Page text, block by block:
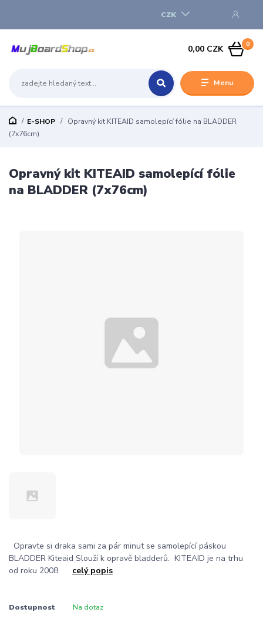
Menu
CZK
0
0,00 CZK
E-SHOP
Opravný kit KITEAID samolepící fólie na BLADDER
(7x76cm)
Opravný kit KITEAID samolepící fólie
na BLADDER (7x76cm)
Opravte si draka sami za pár minut se samolepící páskou
BLADDER Kiteaid Slouží k opravě bladderů. KITEAID je na trhu
od roku 2008 celý popis
Dostupnost Na dotaz